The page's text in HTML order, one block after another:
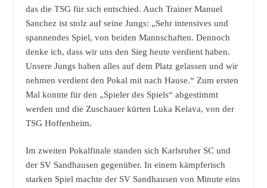
das die TSG für sich entschied. Auch Trainer Manuel
Sanchez ist stolz auf seine Jungs: „Sehr intensives und
spannendes Spiel, von beiden Mannschaften. Dennoch
denke ich, dass wir uns den Sieg heute verdient haben.
Unsere Jungs haben alles auf dem Platz gelassen und wir
nehmen verdient den Pokal mit nach Hause.“ Zum ersten
Mal konnte für den „Spieler des Spiels“ abgestimmt
werden und die Zuschauer kürten Luka Kelava, von der
TSG Hoffenheim.
Im zweiten Pokalfinale standen sich Karlsruher SC und
der SV Sandhausen gegenüber. In einem kämpferisch
starken Spiel machte der SV Sandhausen von Minute eins